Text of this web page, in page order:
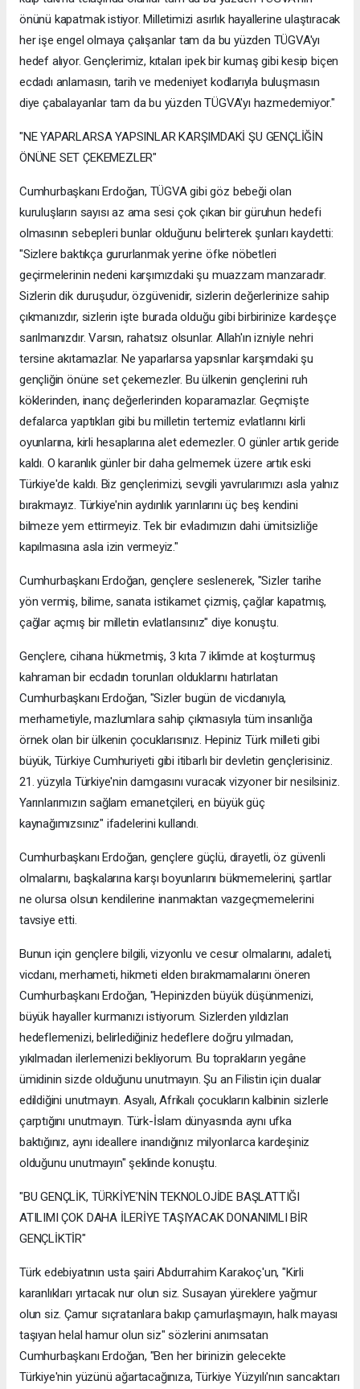
önünü kapatmak istiyor. Milletimizi asırlık hayallerine ulaştıracak
her işe engel olmaya çalışanlar tam da bu yüzden TÜGVA'yı
hedef alıyor. Gençlerimiz, kıtaları ipek bir kumaş gibi kesip biçen
ecdadı anlamasın, tarih ve medeniyet kodlarıyla buluşmasın
diye çabalayanlar tam da bu yüzden TÜGVA'yı hazmedemiyor."
"NE YAPARLARSA YAPSINLAR KARŞIMDAKİ ŞU GENÇLİĞİN
ÖNÜNE SET ÇEKEMEZLER"
Cumhurbaşkanı Erdoğan, TÜGVA gibi göz bebeği olan
kuruluşların sayısı az ama sesi çok çıkan bir güruhun hedefi
olmasının sebepleri bunlar olduğunu belirterek şunları kaydetti:
"Sizlere baktıkça gururlanmak yerine öfke nöbetleri
geçirmelerinin nedeni karşımızdaki şu muazzam manzaradır.
Sizlerin dik duruşudur, özgüvenidir, sizlerin değerlerinize sahip
çıkmanızdır, sizlerin işte burada olduğu gibi birbirinize kardeşçe
sarılmanızdır. Varsın, rahatsız olsunlar. Allah'ın izniyle nehri
tersine akıtamazlar. Ne yaparlarsa yapsınlar karşımdaki şu
gençliğin önüne set çekemezler. Bu ülkenin gençlerini ruh
köklerinden, inanç değerlerinden koparamazlar. Geçmişte
defalarca yaptıkları gibi bu milletin tertemiz evlatlarını kirli
oyunlarına, kirli hesaplarına alet edemezler. O günler artık geride
kaldı. O karanlık günler bir daha gelmemek üzere artık eski
Türkiye'de kaldı. Biz gençlerimizi, sevgili yavrularımızı asla yalnız
bırakmayız. Türkiye'nin aydınlık yarınlarını üç beş kendini
bilmeze yem ettirmeyiz. Tek bir evladımızın dahi ümitsizliğe
kapılmasına asla izin vermeyiz."
Cumhurbaşkanı Erdoğan, gençlere seslenerek, "Sizler tarihe
yön vermiş, bilime, sanata istikamet çizmiş, çağlar kapatmış,
çağlar açmış bir milletin evlatlarısınız" diye konuştu.
Gençlere, cihana hükmetmiş, 3 kıta 7 iklimde at koşturmuş
kahraman bir ecdadın torunları olduklarını hatırlatan
Cumhurbaşkanı Erdoğan, "Sizler bugün de vicdanıyla,
merhametiyle, mazlumlara sahip çıkmasıyla tüm insanlığa
örnek olan bir ülkenin çocuklarısınız. Hepiniz Türk milleti gibi
büyük, Türkiye Cumhuriyeti gibi itibarlı bir devletin gençlerisiniz.
21. yüzyıla Türkiye'nin damgasını vuracak vizyoner bir nesilsiniz.
Yarınlarımızın sağlam emanetçileri, en büyük güç
kaynağımızsınız" ifadelerini kullandı.
Cumhurbaşkanı Erdoğan, gençlere güçlü, dirayetli, öz güvenli
olmalarını, başkalarına karşı boyunlarını bükmemelerini, şartlar
ne olursa olsun kendilerine inanmaktan vazgeçmemelerini
tavsiye etti.
Bunun için gençlere bilgili, vizyonlu ve cesur olmalarını, adaleti,
vicdanı, merhameti, hikmeti elden bırakmamalarını öneren
Cumhurbaşkanı Erdoğan, "Hepinizden büyük düşünmenizi,
büyük hayaller kurmanızı istiyorum. Sizlerden yıldızları
hedeflemenizi, belirlediğiniz hedeflere doğru yılmadan,
yıkılmadan ilerlemenizi bekliyorum. Bu toprakların yegâne
ümidinin sizde olduğunu unutmayın. Şu an Filistin için dualar
edildiğini unutmayın. Asyalı, Afrikalı çocukların kalbinin sizlerle
çarptığını unutmayın. Türk-İslam dünyasında aynı ufka
baktığınız, aynı ideallere inandığınız milyonlarca kardeşiniz
olduğunu unutmayın" şeklinde konuştu.
"BU GENÇLİK, TÜRKİYE’NİN TEKNOLOJİDE BAŞLATTIĞI
ATILIMI ÇOK DAHA İLERİYE TAŞIYACAK DONANIMLI BİR
GENÇLİKTİR"
Türk edebiyatının usta şairi Abdurrahim Karakoç'un, "Kirli
karanlıkları yırtacak nur olun siz. Susayan yüreklere yağmur
olun siz. Çamur sıçratanlara bakıp çamurlaşmayın, halk mayası
taşıyan helal hamur olun siz" sözlerini anımsatan
Cumhurbaşkanı Erdoğan, "Ben her birinizin gelecekte
Türkiye'nin yüzünü ağartacağınıza, Türkiye Yüzyılı'nın sancaktarı